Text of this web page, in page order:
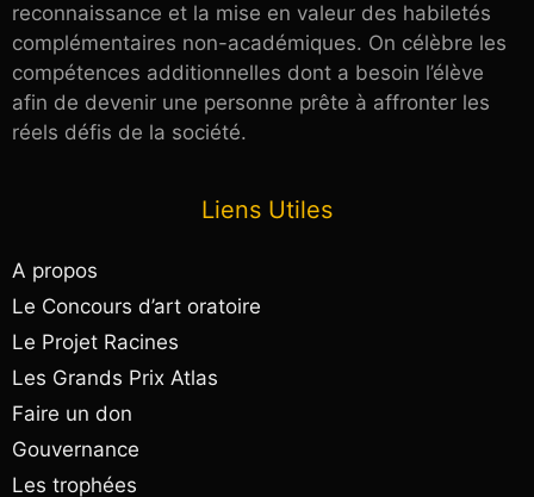
reconnaissance et la mise en valeur des habiletés
complémentaires non-académiques. On célèbre les
compétences additionnelles dont a besoin l’élève
afin de devenir une personne prête à affronter les
réels défis de la société.
Liens Utiles
A propos
Le Concours d’art oratoire
Le Projet Racines
Les Grands Prix Atlas
Faire un don
Gouvernance
Les trophées